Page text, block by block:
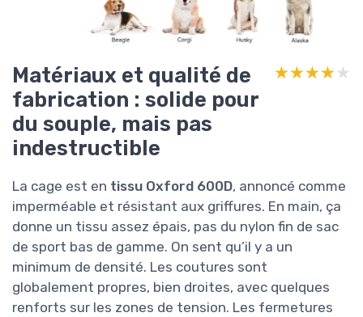
Matériaux et qualité de
fabrication : solide pour
du souple, mais pas
indestructible
★★★★★
★★★★★
La cage est en tissu Oxford 600D, annoncé comme
imperméable et résistant aux griffures. En main, ça
donne un tissu assez épais, pas du nylon fin de sac
de sport bas de gamme. On sent qu’il y a un
minimum de densité. Les coutures sont
globalement propres, bien droites, avec quelques
renforts sur les zones de tension. Les fermetures